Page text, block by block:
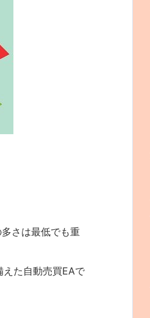
さは最低でも重
た自動売買EAで